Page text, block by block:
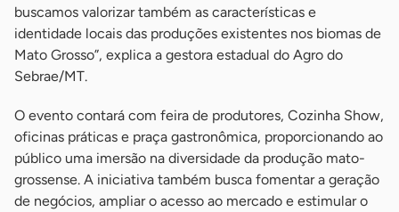
buscamos valorizar também as características e
identidade locais das produções existentes nos biomas de
Mato Grosso”, explica a gestora estadual do Agro do
Sebrae/MT.
O evento contará com feira de produtores, Cozinha Show,
oficinas práticas e praça gastronômica, proporcionando ao
público uma imersão na diversidade da produção mato-
grossense. A iniciativa também busca fomentar a geração
de negócios, ampliar o acesso ao mercado e estimular o